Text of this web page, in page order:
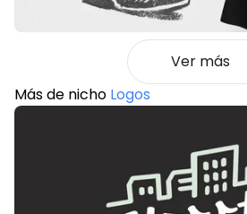
Ver más
Más de nicho Logos